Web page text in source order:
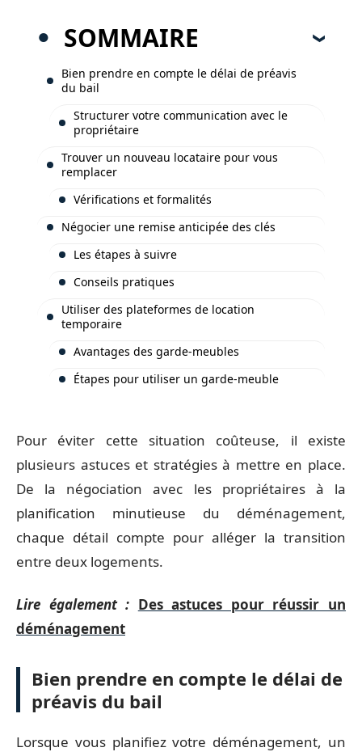
SOMMAIRE
Bien prendre en compte le délai de préavis
du bail
Structurer votre communication avec le
propriétaire
Trouver un nouveau locataire pour vous
remplacer
Vérifications et formalités
Négocier une remise anticipée des clés
Les étapes à suivre
Conseils pratiques
Utiliser des plateformes de location
temporaire
Avantages des garde-meubles
Étapes pour utiliser un garde-meuble
Pour éviter cette situation coûteuse, il existe
plusieurs astuces et stratégies à mettre en place.
De la négociation avec les propriétaires à la
planification minutieuse du déménagement,
chaque détail compte pour alléger la transition
entre deux logements.
Lire également : Des astuces pour réussir un
déménagement
Bien prendre en compte le délai de
préavis du bail
Lorsque vous planifiez votre déménagement, un